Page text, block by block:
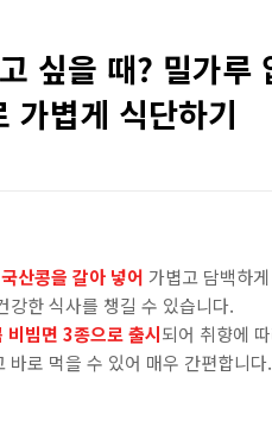
싶을 때? 밀가
가볍게 식단하기
산콩을 갈아 넣어 가볍고 담백하
강한 식사를 챙길 수 있습니다.
빔면 3종으로 출시되어 취향에
로 먹을 수 있어 매우 간편합니다.